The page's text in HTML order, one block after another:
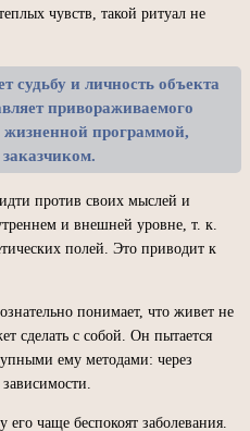
чувств, такой ритуал не
судьбу и личность объекта
привораживаемого
жизненной программой,
идти против своих мыслей и
и внешней уровне, т. к.
полей. Это приводит к
понимает, что живет не
сделать с собой. Он пытается
ему методами: через
его чаще беспокоят заболевания.